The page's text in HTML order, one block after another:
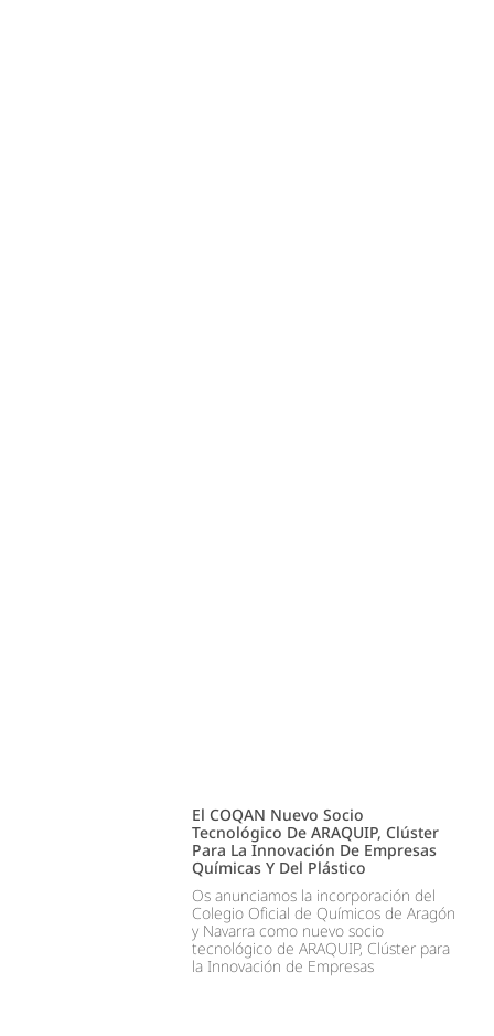
El COQAN Nuevo Socio
Tecnológico De ARAQUIP, Clúster
Para La Innovación De Empresas
Químicas Y Del Plástico
Os anunciamos la incorporación del
Colegio Oficial de Químicos de Aragón
y Navarra como nuevo socio
tecnológico de ARAQUIP, Clúster para
la Innovación de Empresas